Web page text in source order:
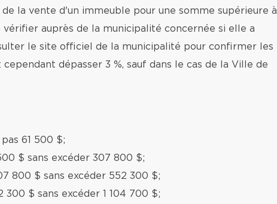
la vente d'un immeuble pour une somme supérieure à
auprès de la municipalité concernée si elle a
le site officiel de la municipalité pour confirmer les
dépasser 3 %, sauf dans le cas de la Ville de
61 500 $;
$ sans excéder 307 800 $;
800 $ sans excéder 552 300 $;
$ sans excéder 1 104 700 $;